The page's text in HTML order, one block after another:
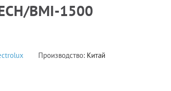
BMI-1500
Производство: Китай